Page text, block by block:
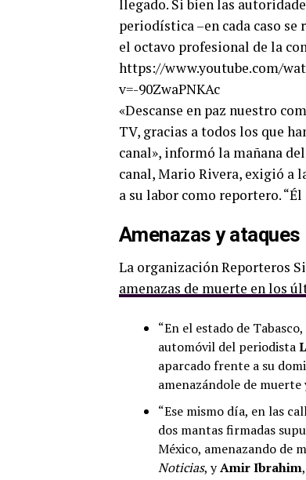
llegado. Si bien las
periodística –en cada caso
el octavo profesional de la
https://www.youtube.com/
v=-90ZwaPNKAc
«Descanse en paz nuestro
TV, gracias a todos los que
canal», informó la mañana
canal, Mario Rivera, exigió a
a su labor como reportero.
Amenazas y ataques
La organización Reporteros
amenazas de muerte en los
“En el estado de
automóvil del periodista
aparcado frente a su
amenazándole de
“Ese mismo día, en las
dos mantas firmadas
México, amenazando de
Noticias, yAmir Ibrahim